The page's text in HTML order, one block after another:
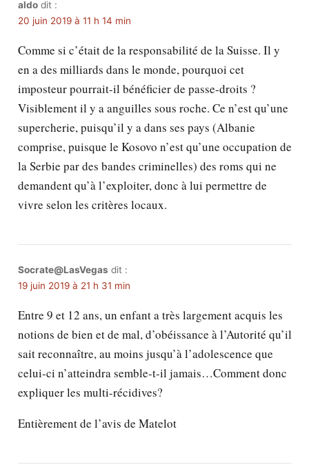
aldo dit :
20 juin 2019 à 11 h 14 min
Comme si c’était de la responsabilité de la Suisse. Il y
en a des milliards dans le monde, pourquoi cet
imposteur pourrait-il bénéficier de passe-droits ?
Visiblement il y a anguilles sous roche. Ce n’est qu’une
supercherie, puisqu’il y a dans ses pays (Albanie
comprise, puisque le Kosovo n’est qu’une occupation de
la Serbie par des bandes criminelles) des roms qui ne
demandent qu’à l’exploiter, donc à lui permettre de
vivre selon les critères locaux.
Socrate@LasVegas dit :
19 juin 2019 à 21 h 31 min
Entre 9 et 12 ans, un enfant a très largement acquis les
notions de bien et de mal, d’obéissance à l’Autorité qu’il
sait reconnaître, au moins jusqu’à l’adolescence que
celui-ci n’atteindra semble-t-il jamais…Comment donc
expliquer les multi-récidives?
Entièrement de l’avis de Matelot